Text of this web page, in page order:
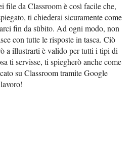
file da Classroom è così facile che,
ti chiederai sicuramente come
fin da sùbito. Ad ogni modo, non
con tutte le risposte in tasca. Ciò
a illustrarti è valido per tutti i tipi di
ti servisse, ti spiegherò anche come
su Classroom tramite Google